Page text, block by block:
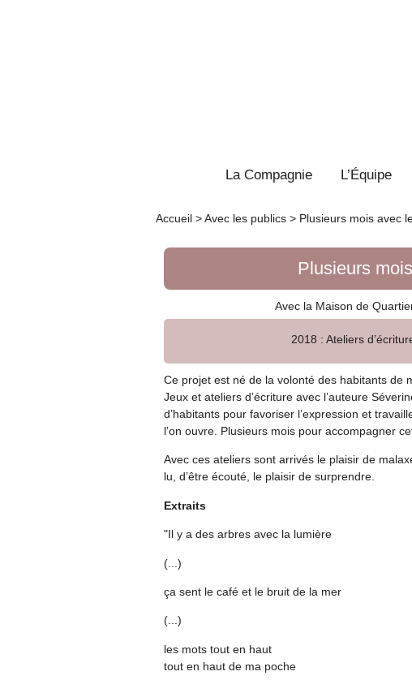
La Compagnie L’Équipe
Accueil >Avec les publics > Plusieurs mois avec
Plusieurs
Avec la Maison de
2018 : Ateliers
Ce projet est né de la volonté des habitants de
Jeux et ateliers d’écriture avec l’auteure
d’habitants pour favoriser l’expression et
l’on ouvre. Plusieurs mois pour accompagner
Avec ces ateliers sont arrivés le plaisir de
lu, d’être écouté, le plaisir de surprendre.
Extraits
"Il y a des arbres avec la lumière
(...)
ça sent le café et le bruit de la mer
(...)
les mots tout en haut
tout en haut de ma poche